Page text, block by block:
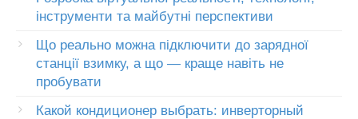
інструменти та майбутні перспективи
Що реально можна підключити до зарядної
станції взимку, а що — краще навіть не
пробувати
Какой кондиционер выбрать: инверторный